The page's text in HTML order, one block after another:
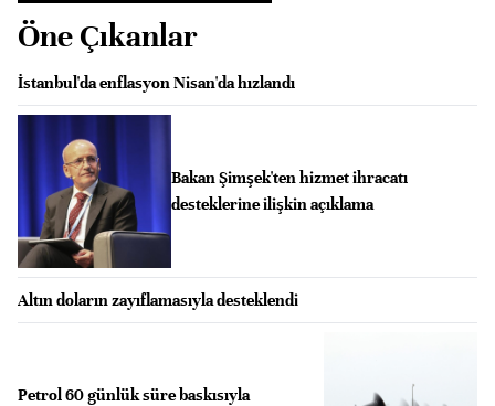
Öne Çıkanlar
İstanbul'da enflasyon Nisan'da hızlandı
Bakan Şimşek'ten hizmet ihracatı
desteklerine ilişkin açıklama
Altın doların zayıflamasıyla desteklendi
Petrol 60 günlük süre baskısıyla